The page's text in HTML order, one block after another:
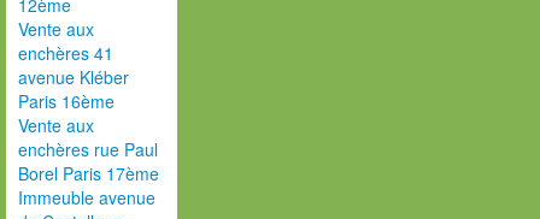
12ème
Vente aux
enchères 41
avenue Kléber
Paris 16ème
Vente aux
enchères rue Paul
Borel Paris 17ème
Immeuble avenue